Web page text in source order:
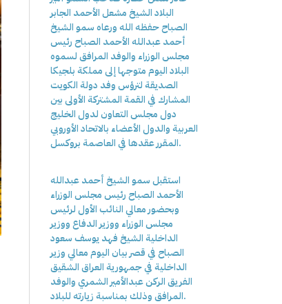
البلاد الشيخ مشعل الأحمد الجابر
الصباح حفظه الله ورعاه سمو الشيخ
أحمد عبدالله الأحمد الصباح رئيس
مجلس الوزراء والوفد المرافق لسموه
البلاد اليوم متوجها إلى مملكة بلجيكا
الصديقة لترؤس وفد دولة الكويت
المشارك في القمة المشتركة الأولى بين
دول مجلس التعاون لدول الخليج
العربية والدول الأعضاء بالاتحاد الأوروبي
المقرر عقدها في العاصمة بروكسل.
استقبل سمو الشيخ أحمد عبدالله
الأحمد الصباح رئيس مجلس الوزراء
وبحضور معالي النائب الأول لرئيس
مجلس الوزراء ووزير الدفاع ووزير
الداخلية الشيخ فهد يوسف سعود
الصباح في قصر بيان اليوم معالي وزير
الداخلية في جمهورية العراق الشقيق
الفريق الركن عبدالأمير الشمري والوفد
المرافق وذلك بمناسبة زيارته للبلاد.